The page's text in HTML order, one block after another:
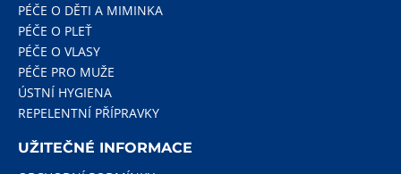
PÉČE O DĚTI A MIMINKA
PÉČE O PLEŤ
PÉČE O VLASY
PÉČE PRO MUŽE
ÚSTNÍ HYGIENA
REPELENTNÍ PŘÍPRAVKY
UŽITEČNÉ INFORMACE